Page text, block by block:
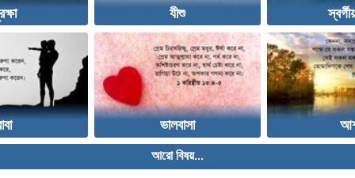
যীশু
ভালবাসা
আরো বিষয়...